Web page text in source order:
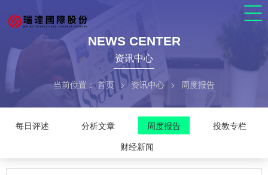
NEWS CENTER
资讯中心
当前位置：首页 > 资讯中心 > 周度报告
每日评述 分析文章 周度报告
投教专栏
财经新闻